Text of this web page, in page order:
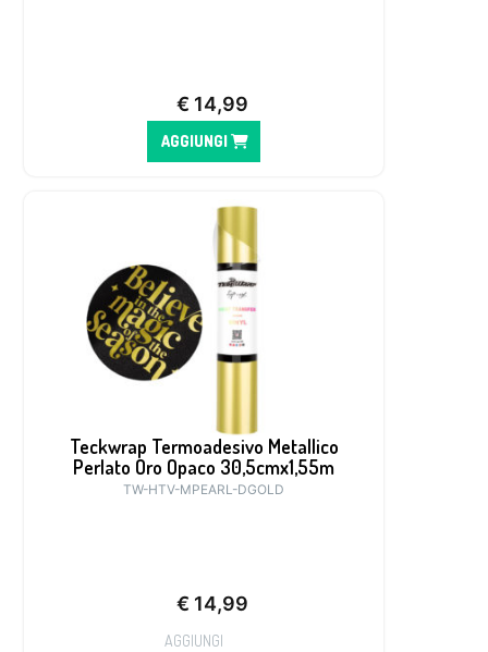
€ 14,99
AGGIUNGI
Teckwrap Termoadesivo Metallico
Perlato Oro Opaco 30,5cmx1,55m
TW-HTV-MPEARL-DGOLD
€ 14,99
AGGIUNGI